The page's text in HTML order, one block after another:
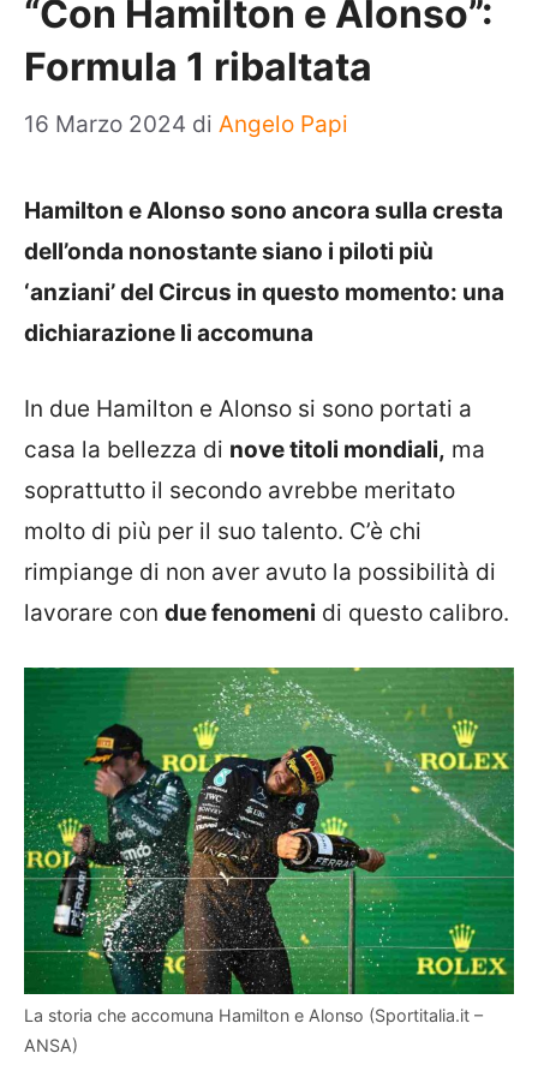
“Con Hamilton e Alonso”:
Formula 1 ribaltata
16 Marzo 2024 di Angelo Papi
Hamilton e Alonso sono ancora sulla cresta
dell’onda nonostante siano i piloti più
‘anziani’ del Circus in questo momento: una
dichiarazione li accomuna
In due Hamilton e Alonso si sono portati a
casa la bellezza di nove titoli mondiali, ma
soprattutto il secondo avrebbe meritato
molto di più per il suo talento. C’è chi
rimpiange di non aver avuto la possibilità di
lavorare con due fenomeni di questo calibro.
La storia che accomuna Hamilton e Alonso (Sportitalia.it –
ANSA)